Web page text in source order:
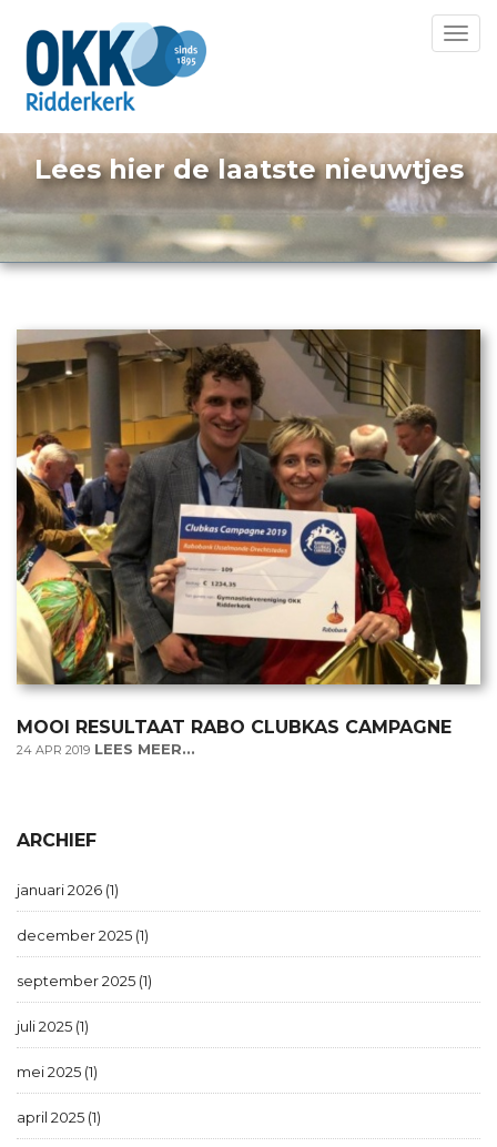
Lees hier de laatste nieuwtjes
MOOI RESULTAAT RABO CLUBKAS CAMPAGNE
24 APR 2019 LEES MEER...
ARCHIEF
januari 2026 (1)
december 2025 (1)
september 2025 (1)
juli 2025 (1)
mei 2025 (1)
april 2025 (1)